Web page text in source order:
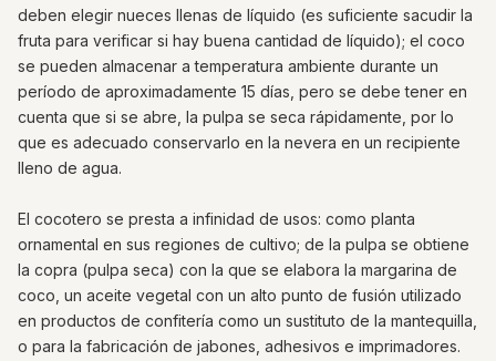
deben elegir nueces llenas de líquido (es suficiente sacudir la
fruta para verificar si hay buena cantidad de líquido); el coco
se pueden almacenar a temperatura ambiente durante un
período de aproximadamente 15 días, pero se debe tener en
cuenta que si se abre, la pulpa se seca rápidamente, por lo
que es adecuado conservarlo en la nevera en un recipiente
lleno de agua.
El cocotero se presta a infinidad de usos: como planta
ornamental en sus regiones de cultivo; de la pulpa se obtiene
la copra (pulpa seca) con la que se elabora la margarina de
coco, un aceite vegetal con un alto punto de fusión utilizado
en productos de confitería como un sustituto de la mantequilla,
o para la fabricación de jabones, adhesivos e imprimadores.